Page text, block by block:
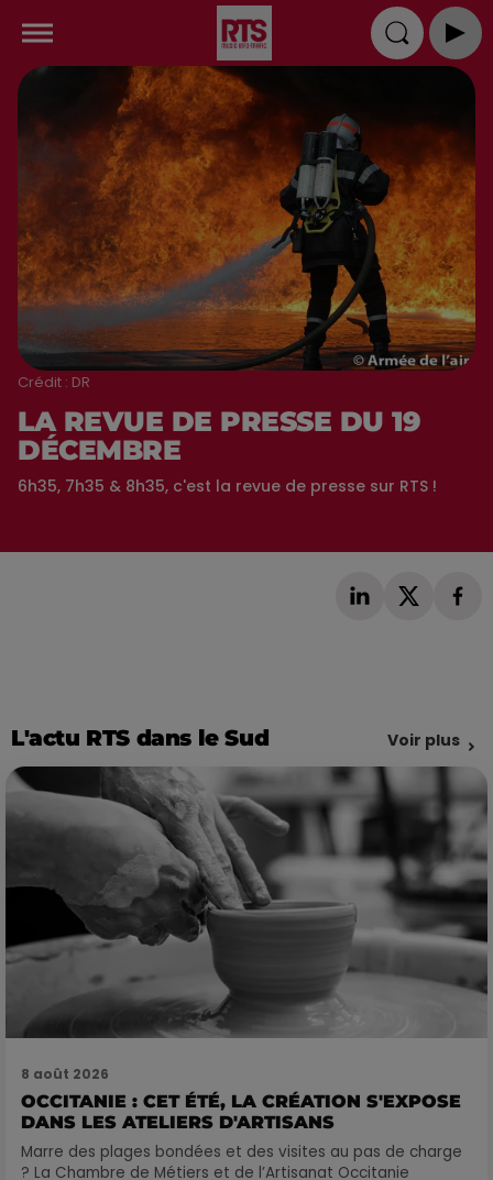
Crédit : DR
LA REVUE DE PRESSE DU 19
DÉCEMBRE
6h35, 7h35 & 8h35, c'est la revue de presse sur RTS !
L'actu RTS dans le Sud Voir plus
8 août 2026
OCCITANIE : CET ÉTÉ, LA CRÉATION S'EXPOSE
DANS LES ATELIERS D'ARTISANS
Marre des plages bondées et des visites au pas de charge
? La Chambre de Métiers et de l’Artisanat Occitanie